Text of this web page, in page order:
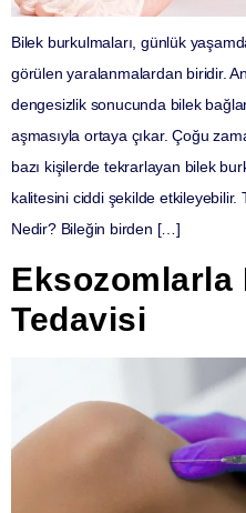
Bilek burkulmaları, günlük
görülen yaralanmalardan biridir.
dengesizlik sonucunda bilek
aşmasıyla ortaya çıkar. Çoğu
bazı kişilerde tekrarlayan bilek
kalitesini ciddi şekilde etkileyebilir.
Nedir? Bileğin birden […]
Eksozomlarla
Tedavisi